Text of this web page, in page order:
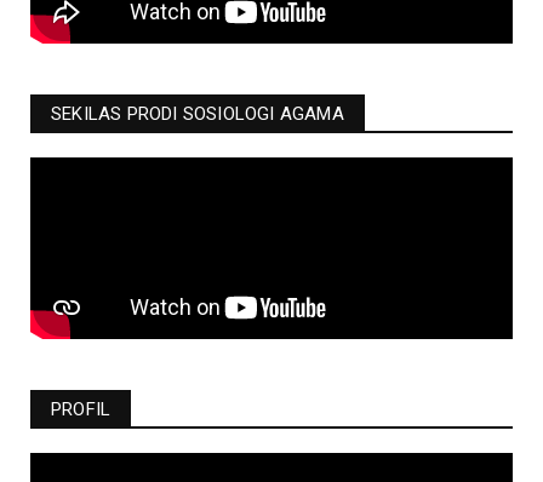
SEKILAS PRODI SOSIOLOGI AGAMA
PROFIL